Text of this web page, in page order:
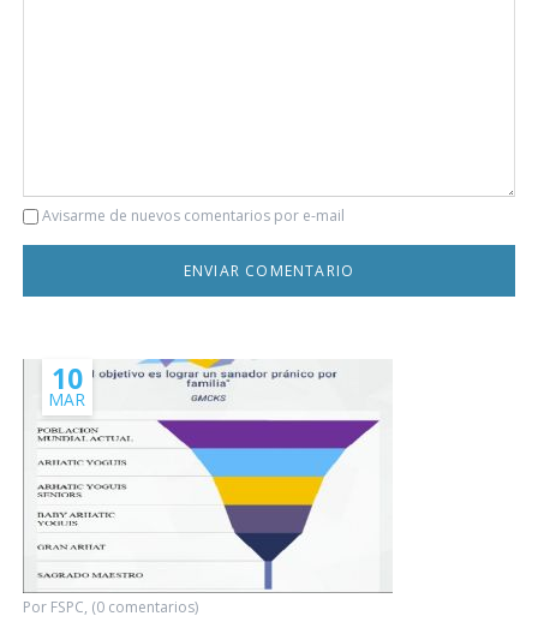
Comentario
Avisarme de nuevos comentarios por e-mail
Por FSPC, (0 comentarios)
10
MAR